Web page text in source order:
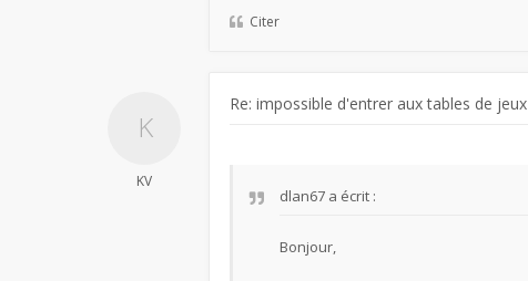
Citer
KV
Re: impossible d'entrer aux tables de jeux
dlan67 a écrit :
Bonjour,